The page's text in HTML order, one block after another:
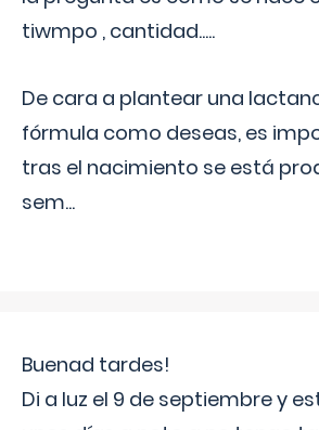
tiwmpo , cantidad.....
De cara a plantear una
fórmula como deseas, es
tras el nacimiento se está
sem...
Buenad tardes!
Di a luz el 9 de septiembre y